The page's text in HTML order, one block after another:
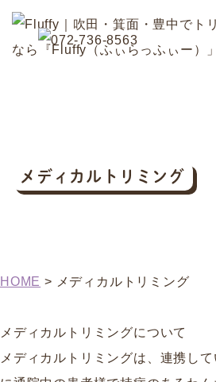
メディカルトリミング
HOME > メディカルトリミング
メディカルトリミングについて
メディカルトリミングは、連携し